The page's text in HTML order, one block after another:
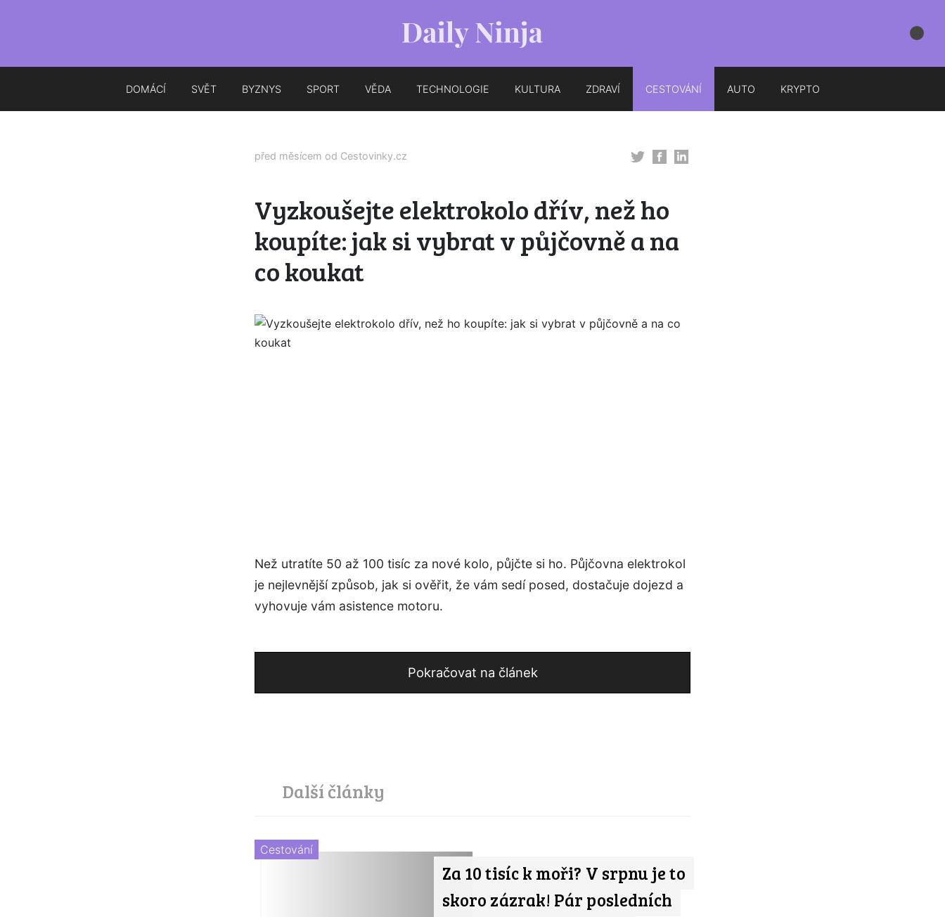
DOMÁCÍ SVĚT BYZNYS SPORT VĚDA TECHNOLOGIE KULTURA ZDRAVÍ CESTOVÁNÍ AUTO KRYPTO
před měsícem od Cestovinky.cz
Vyzkoušejte elektrokolo dřív, než ho
koupíte: jak si vybrat v půjčovně a na
co koukat
Než utratíte 50 až 100 tisíc za nové kolo, půjčte si ho. Půjčovna elektrokol
je nejlevnější způsob, jak si ověřit, že vám sedí posed, dostačuje dojezd a
vyhovuje vám asistence motoru.
Pokračovat na článek
Další články
Za 10 tisíc k moři? V srpnu je to
skoro zázrak! Pár posledních
Cestování